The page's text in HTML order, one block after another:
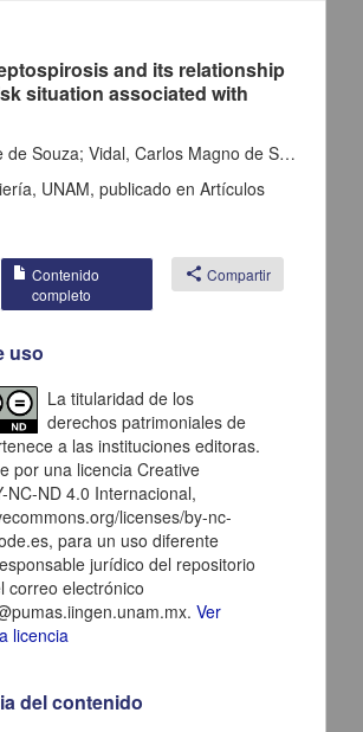
para SISOPA: el caso del transporte de
de la
and its relationship
situation associated with
Cardoso, Karoline de Souza; Vidal, Carlos Magno de Sousa; Souza, Jeanette Beber de
UNAM, publicado enArtículos
Contenido
completo
share Compartir
uso
La titularidad de los
derechos patrimoniales de
a las instituciones editoras.
por una licencia Creative
NC-ND 4.0 Internacional,
licenses/by-nc-
para un uso diferente
jurídico del repositorio
correo electrónico
Ver
licencia
del contenido